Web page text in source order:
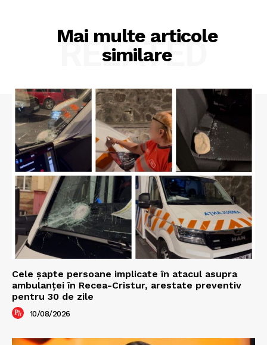
Mai multe articole
similare
RELATED
Cele şapte persoane implicate în atacul asupra
ambulanţei în Recea-Cristur, arestate preventiv
pentru 30 de zile
10/08/2026